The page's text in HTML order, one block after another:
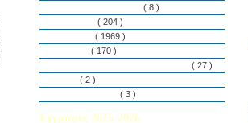
( 8 )
( 204 )
( 1969 )
( 170 )
( 27 )
( 2 )
( 3 )
Εγγραφές 2025-2026